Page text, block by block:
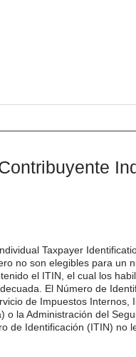
Taxpayer
no son elegibles para un
el ITIN, el cual los
El Número de
de Impuestos Internos,
o la Administración del
de Identificación (ITIN) no